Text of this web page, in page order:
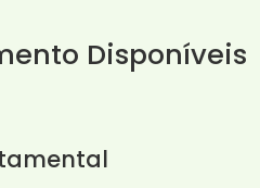
Disponíveis